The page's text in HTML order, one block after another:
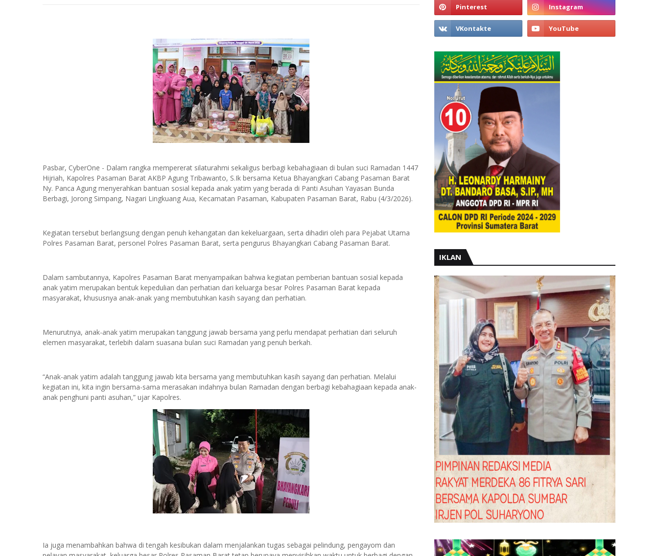
Pasbar, CyberOne - Dalam rangka mempererat silaturahmi sekaligus berbagi kebahagiaan di bulan suci Ramadan 1447
Hijriah, Kapolres Pasaman Barat AKBP Agung Tribawanto, S.Ik bersama Ketua Bhayangkari Cabang Pasaman Barat
Ny. Panca Agung menyerahkan bantuan sosial kepada anak yatim yang berada di Panti Asuhan Yayasan Bunda
Berbagi, Jorong Simpang, Nagari Lingkuang Aua, Kecamatan Pasaman, Kabupaten Pasaman Barat, Rabu (4/3/2026).
Kegiatan tersebut berlangsung dengan penuh kehangatan dan kekeluargaan, serta dihadiri oleh para Pejabat Utama
Polres Pasaman Barat, personel Polres Pasaman Barat, serta pengurus Bhayangkari Cabang Pasaman Barat.
Dalam sambutannya, Kapolres Pasaman Barat menyampaikan bahwa kegiatan pemberian bantuan sosial kepada
anak yatim merupakan bentuk kepedulian dan perhatian dari keluarga besar Polres Pasaman Barat kepada
masyarakat, khususnya anak-anak yang membutuhkan kasih sayang dan perhatian.
Menurutnya, anak-anak yatim merupakan tanggung jawab bersama yang perlu mendapat perhatian dari seluruh
elemen masyarakat, terlebih dalam suasana bulan suci Ramadan yang penuh berkah.
“Anak-anak yatim adalah tanggung jawab kita bersama yang membutuhkan kasih sayang dan perhatian. Melalui
kegiatan ini, kita ingin bersama-sama merasakan indahnya bulan Ramadan dengan berbagi kebahagiaan kepada anak-
anak penghuni panti asuhan,” ujar Kapolres.
Ia juga menambahkan bahwa di tengah kesibukan dalam menjalankan tugas sebagai pelindung, pengayom dan
IKLAN